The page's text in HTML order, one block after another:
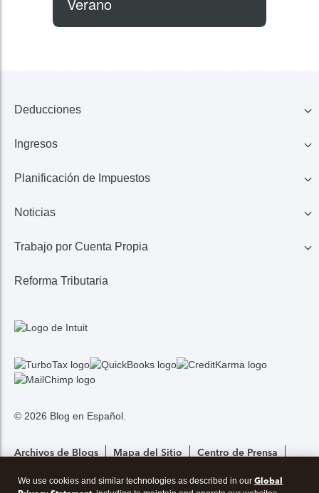
Deducciones
Familia
Educación
Ingresos
401K, IRA, Acciones
Ingresos de Negocio
Planificación de Impuestos
Ahorros
Calculadora de Impuestos
Noticias
Lo Último en Impuestos
Noticias TurboTax
Trabajo por Cuenta Propia
1099 MISC/K
Gastos
Reforma Tributaria
© 2026 Blog en Español.
Archivos de Blogs Mapa del Sitio Centro de Prensa
Configuración De Privacidad
We use cookies and similar technologies as described in our Global